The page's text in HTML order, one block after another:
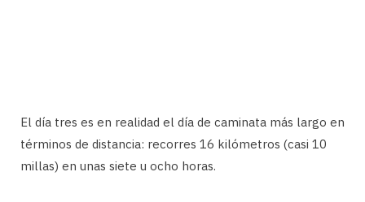
El día tres es en realidad el día de caminata más largo en
términos de distancia: recorres 16 kilómetros (casi 10
millas) en unas siete u ocho horas.